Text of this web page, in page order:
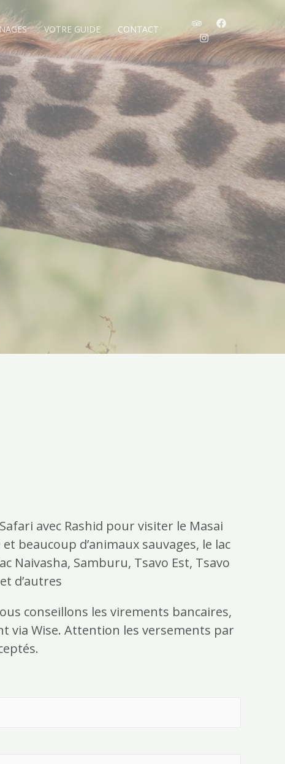
VOTRE GUIDE CONTACT
avec Rashid pour visiter le Masai
beaucoup d’animaux sauvages, le lac
Naivasha, Samburu, Tsavo Est, Tsavo
d’autres
conseillons les virements bancaires,
via Wise. Attention les versements par